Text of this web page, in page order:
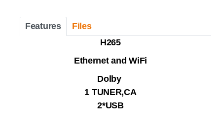
Features
Files
H265
Ethernet and WiFi
Dolby
1 TUNER,CA
2*USB